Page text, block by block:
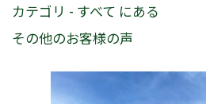
カテゴリ - すべて にある
その他のお客様の声